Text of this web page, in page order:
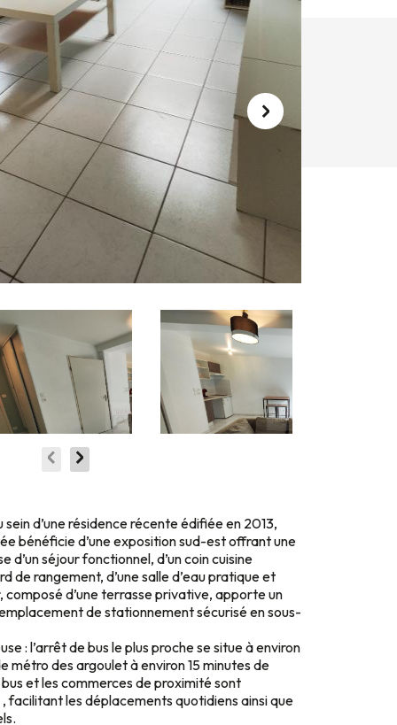
d’une résidence récente édifiée en 2013,
bénéficie d’une exposition sud-est offrant une
d’un séjour fonctionnel, d’un coin cuisine
de rangement, d’une salle d’eau pratique et
composé d’une terrasse privative, apporte un
de stationnement sécurisé en sous-
: l’arrêt de bus le plus proche se situe à environ
métro des argoulet à environ 15 minutes de
et les commerces de proximité sont
facilitant les déplacements quotidiens ainsi que